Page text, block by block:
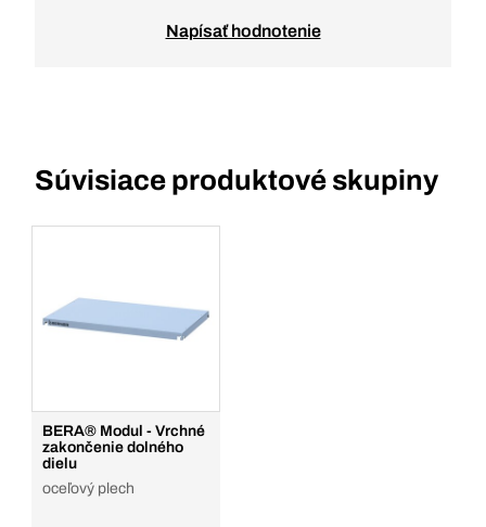
Napísať hodnotenie
Súvisiace produktové skupiny
BERA® Modul - Vrchné
zakončenie dolného
dielu
oceľový plech